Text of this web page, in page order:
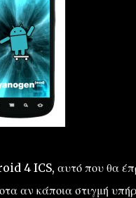
4 ICS, αυτό που θα
αν κάποια στιγμή